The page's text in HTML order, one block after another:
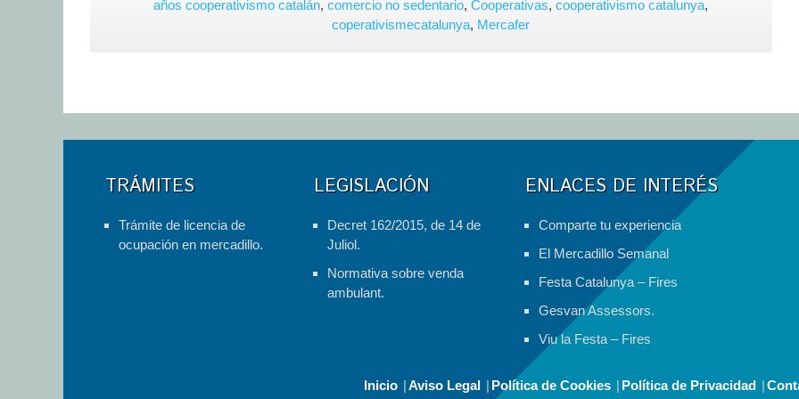
Congreso
del
colapso»
años cooperativismo catalán,comercio no sedentario,Cooperativas,cooperativismo catalunya,
coperativismecatalunya, Mercafer
TRÁMITES
Trámite de licencia de
ocupación en mercadillo.
LEGISLACIÓN
Decret 162/2015, de 14 de
Juliol.
Normativa sobre venda
ambulant.
ENLACES DE INTERÉS
Comparte tu experiencia
El Mercadillo Semanal
Festa Catalunya – Fires
Gesvan Assessors.
Viu la Festa – Fires
Inicio Aviso Legal Política de Cookies Política de Privacidad